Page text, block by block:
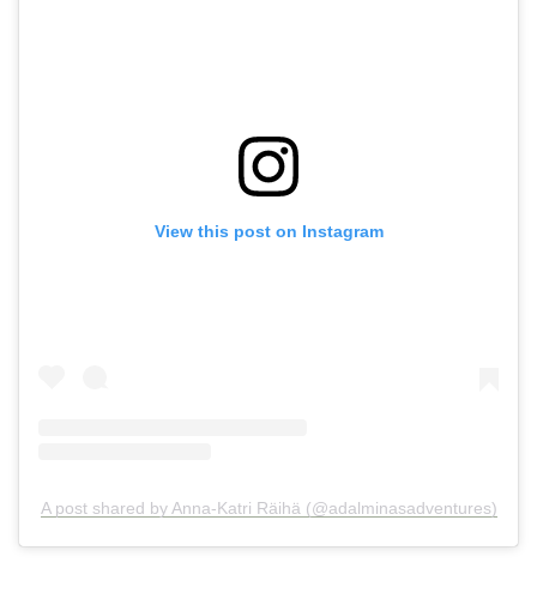
View this post on Instagram
A post shared by Anna-Katri Räihä (@adalminasadventures)